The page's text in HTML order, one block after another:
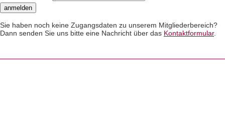
Sie haben noch keine Zugangsdaten zu unserem Mitgliederbereich?
Dann senden Sie uns bitte eine Nachricht über das Kontaktformular.